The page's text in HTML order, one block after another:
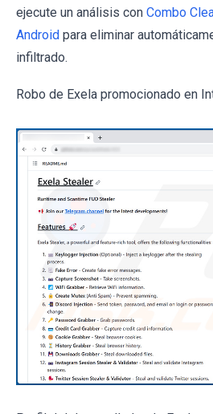
ejecute un análisis con Combo
Android para eliminar
infiltrado.
Robo de Exela promocionado en